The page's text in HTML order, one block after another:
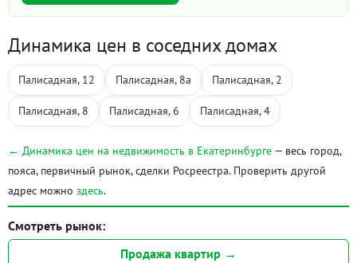
Динамика цен в соседних домах
Палисадная, 12 Палисадная, 8а Палисадная, 2
Палисадная, 8 Палисадная, 6 Палисадная, 4
← Динамика цен на недвижимость в Екатеринбурге — весь город,
пояса, первичный рынок, сделки Росреестра. Проверить другой
адрес можно здесь.
Смотреть рынок:
Продажа квартир →